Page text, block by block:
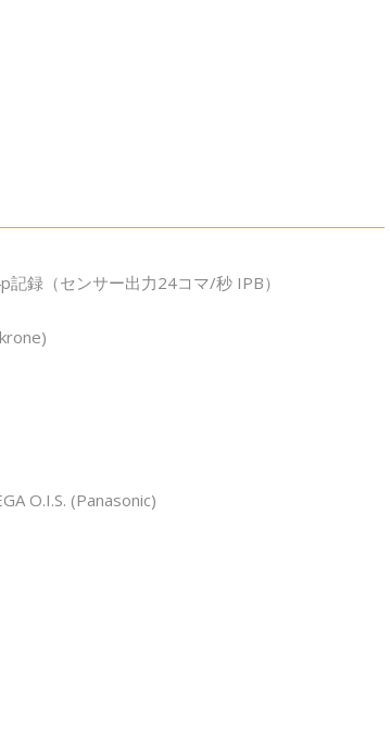
録（センサー出力24コマ/秒 IPB）
O.I.S. (Panasonic)